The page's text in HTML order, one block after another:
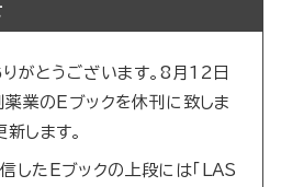
がとうございます。8月12日
薬業のEブックを休刊に致しま
します。
たEブックの上段には「LAS